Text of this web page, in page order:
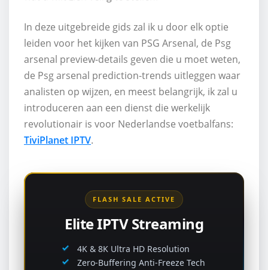
In deze uitgebreide gids zal ik u door elk optie
leiden voor het kijken van PSG Arsenal, de Psg
arsenal preview-details geven die u moet weten,
de Psg arsenal prediction-trends uitleggen waar
analisten op wijzen, en meest belangrijk, ik zal u
introduceren aan een dienst die werkelijk
revolutionair is voor Nederlandse voetbalfans:
TiviPlanet IPTV.
FLASH SALE ACTIVE
Elite IPTV Streaming
4K & 8K Ultra HD Resolution
Zero-Buffering Anti-Freeze Tech